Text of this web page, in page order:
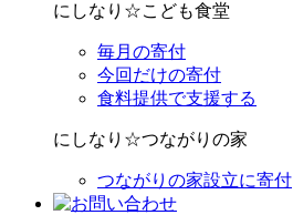
にしなり☆こども食堂
毎月の寄付
今回だけの寄付
食料提供で支援する
にしなり☆つながりの家
つながりの家設立に寄付